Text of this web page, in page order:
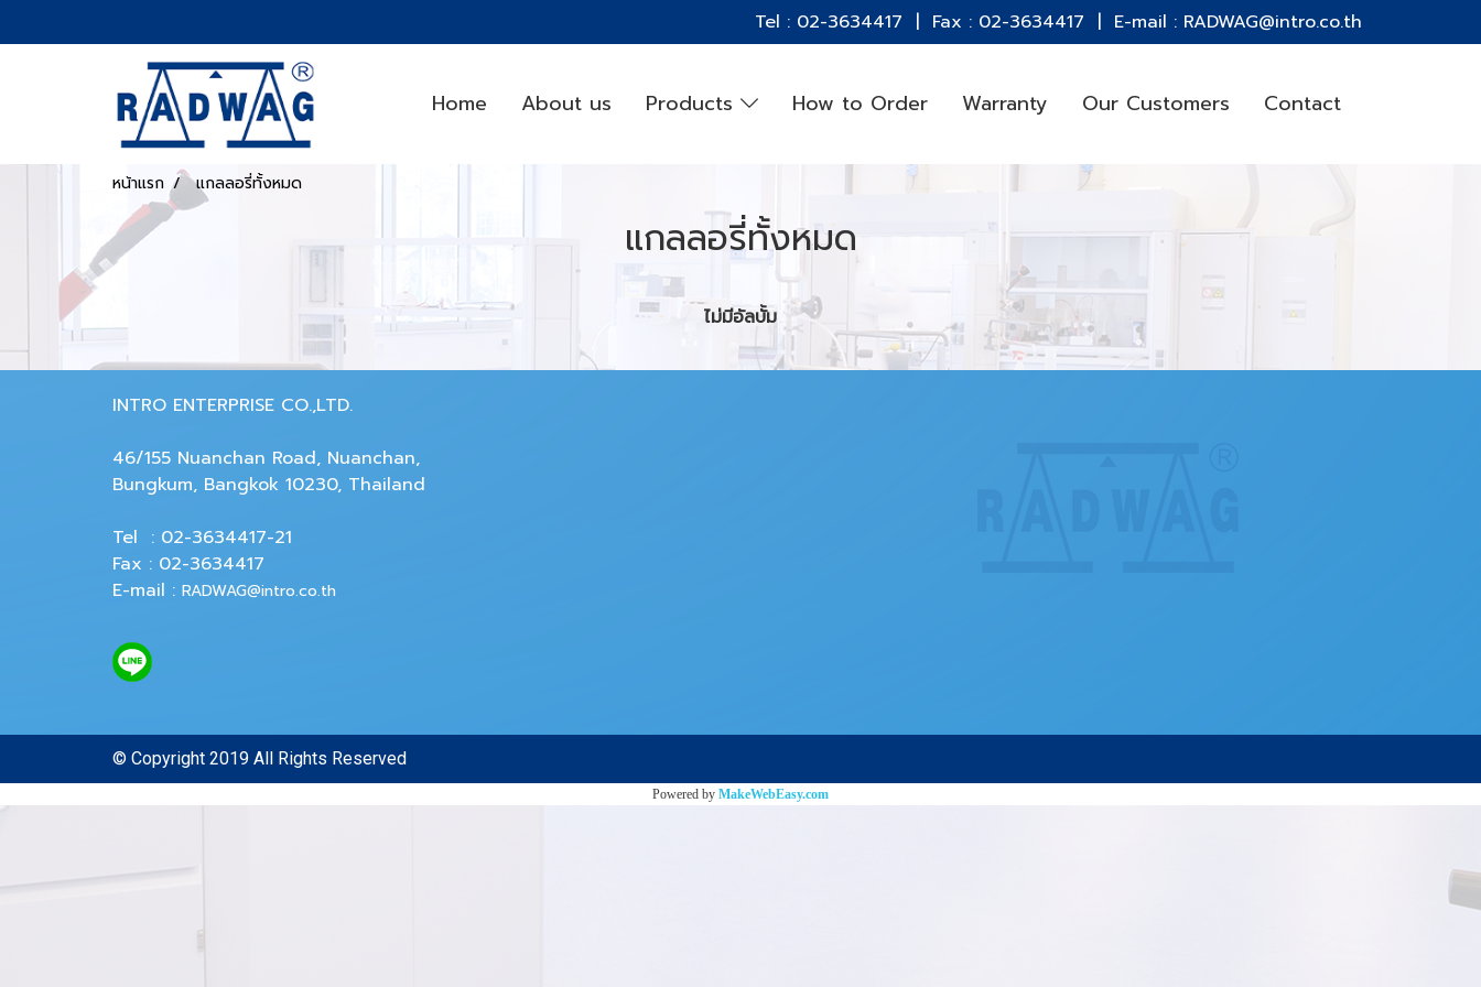
Tel : 02-3634417 | Fax : 02-3634417 | E-mail : RADWAG@intro.co.th
Home About us Products How to Order Warranty Our Customers Contact
หน้าแรก แกลลอรี่ทั้งหมด
แกลลอรี่ทั้งหมด
ไม่มีอัลบั้ม
INTRO ENTERPRISE CO.,LTD.
46/155 Nuanchan Road, Nuanchan,
Bungkum, Bangkok 10230, Thailand
Tel : 02-3634417-21
Fax : 02-3634417
E-mail : RADWAG@intro.co.th
© Copyright 2019 All Rights Reserved
Powered by MakeWebEasy.com